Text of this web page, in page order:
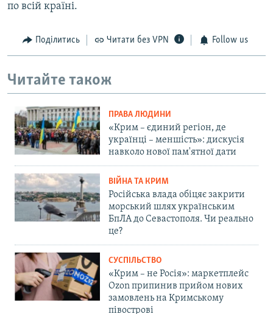
по всій країні.
Поділитись Читати без VPN Follow us
Читайте також
ПРАВА ЛЮДИНИ
«Крим – єдиний регіон, де
українці – меншість»: дискусія
навколо нової пам'ятної дати
ВІЙНА ТА КРИМ
Російська влада обіцяє закрити
морський шлях українським
БпЛА до Севастополя. Чи реально
це?
СУСПІЛЬСТВО
«Крим – не Росія»: маркетплейс
Ozon припинив прийом нових
замовлень на Кримському
півострові